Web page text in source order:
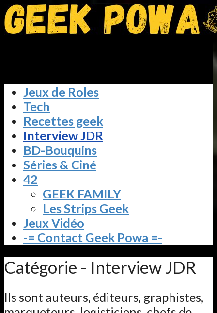
Jeux de Roles
Tech
Recettes geek
Interview JDR
BD-Bouquins
Séries & Ciné
42
GEEK FAMILY
Les Strips Geek
Jeux Vidéo
-= Contact Geek Powa =-
Catégorie - Interview JDR
Ils sont auteurs, éditeurs, graphistes,